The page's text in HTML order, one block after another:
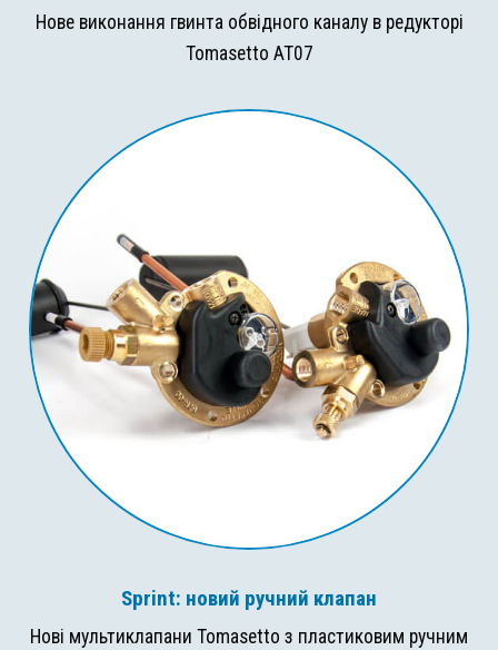
Нове виконання гвинта обвідного каналу в редукторі
Tomasetto AT07
Sprint: новий ручний клапан
Нові мультиклапани Tomasetto з пластиковим ручним